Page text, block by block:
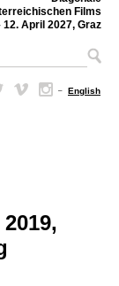
Films
12. April 2027, Graz
– English